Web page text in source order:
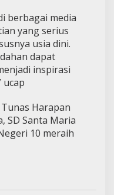
berbagai media
yang serius
usia dini.
dapat
inspirasi
ucap
Harapan
SD Santa Maria
10 meraih